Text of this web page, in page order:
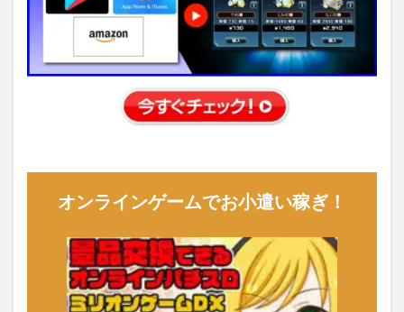
オンラインゲームでお小遣い稼ぎ！